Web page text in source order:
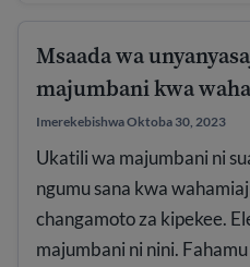
Msaada wa
majumbani kwa
Imerekebishwa Oktoba 30, 2023
Ukatili wa majumbani ni
ngumu sana kwa
changamoto za kipekee.
majumbani ni nini.